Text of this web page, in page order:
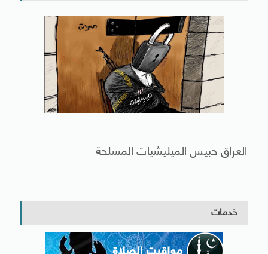
العراق حبيس الميليشيات المسلحة
خدمات